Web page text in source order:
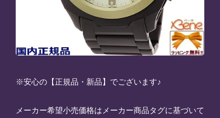
※安心の【正規品・新品】でございます♪
メーカー希望小売価格はメーカー商品タグに基づいて